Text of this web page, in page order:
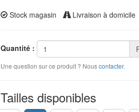
Stock magasin Livraison à domicile
Quantité :
Une question sur ce produit ? Nouscontacter.
Tailles disponibles